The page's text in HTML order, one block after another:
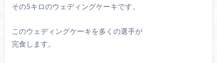
その5キロのウェディングケーキです。
このウェディングケーキを多くの選手が
完食します。